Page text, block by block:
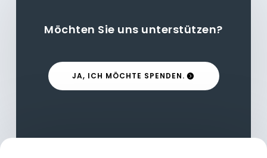
Möchten Sie uns unterstützen?
JA, ICH MÖCHTE SPENDEN.